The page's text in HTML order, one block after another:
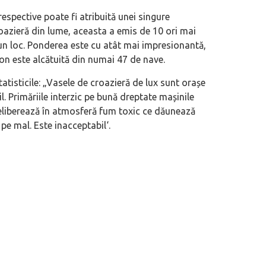
poate fi atribuită unei singure
din lume, aceasta a emis de 10 ori mai
loc. Ponderea este cu atât mai impresionantă,
este alcătuită din numai 47 de nave.
„Vasele de croazieră de lux sunt orașe
interzic pe bună dreptate mașinile
în atmosferă fum toxic ce dăunează
mal. Este inacceptabil‘.